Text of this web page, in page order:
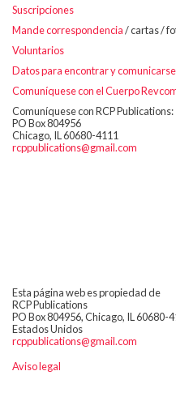
Suscripciones
Mande correspondencia/ cartas /
Voluntarios
Datos para encontrar y
Comuníquese con el Cuerpo
Comuníquese con RCP Publications:
PO Box 804956
Chicago, IL 60680-4111
rcppublications@gmail.com
Esta página web es propiedad de
RCP Publications
PO Box 804956, Chicago, IL 60680-
Estados Unidos
rcppublications@gmail.com
Aviso legal